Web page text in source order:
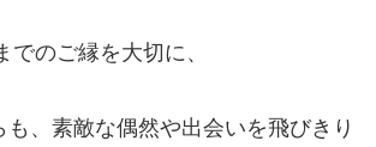
でのご縁を大切に、
も、素敵な偶然や出会いを飛びきり